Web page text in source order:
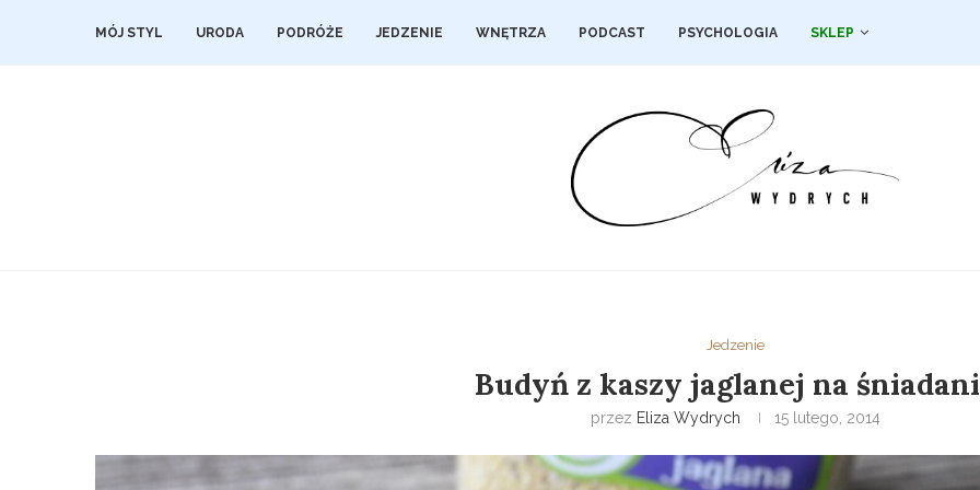
MÓJ STYL URODA PODRÓŻE JEDZENIE WNĘTRZA PODCAST PSYCHOLOGIA SKLEP
Jedzenie
Budyń z kaszy jaglanej na
przez Eliza Wydrych 15 lutego, 2014